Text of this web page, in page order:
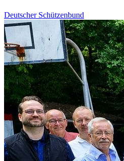
Deutscher Schützenbund